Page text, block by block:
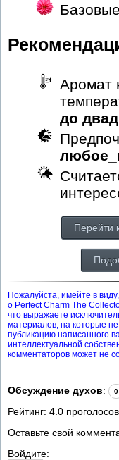
Аромат
до
Перейти
Пожалуйста, имейте в
о Perfect Charm The
что выражаете
материалов, на которые
публикацию написанного
интеллектуальной
комментаторов может не
Обсуждение духов: 0
Рейтинг: 4.0
Оставьте свой
Войдите: